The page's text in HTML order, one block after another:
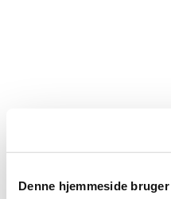
Denne hjemmeside